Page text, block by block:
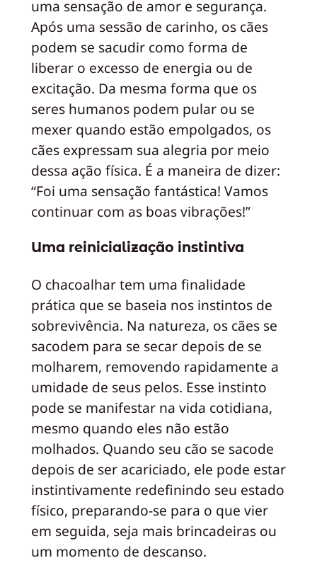
uma sensação de amor e segurança.
Após uma sessão de carinho, os cães
podem se sacudir como forma de
liberar o excesso de energia ou de
excitação. Da mesma forma que os
seres humanos podem pular ou se
mexer quando estão empolgados, os
cães expressam sua alegria por meio
dessa ação física. É a maneira de dizer:
“Foi uma sensação fantástica! Vamos
continuar com as boas vibrações!”
Uma reinicialização instintiva
O chacoalhar tem uma finalidade
prática que se baseia nos instintos de
sobrevivência. Na natureza, os cães se
sacodem para se secar depois de se
molharem, removendo rapidamente a
umidade de seus pelos. Esse instinto
pode se manifestar na vida cotidiana,
mesmo quando eles não estão
molhados. Quando seu cão se sacode
depois de ser acariciado, ele pode estar
instintivamente redefinindo seu estado
físico, preparando-se para o que vier
em seguida, seja mais brincadeiras ou
um momento de descanso.